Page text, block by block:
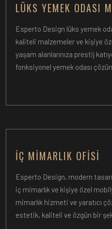
LÜKS YEMEK ODASI
Esperto Design lüks yemek
kaliteli malzemeler ve kişiye
yaşam alanlarınıza prestij
fonksiyonel yemek odası
İÇ MIMARLIK OFISI
Esperto Design, modern
iç mimarlık ve kişiye özel
mimarlık hizmeti ve yaratıcı
estetik, kaliteli ve özgün bir